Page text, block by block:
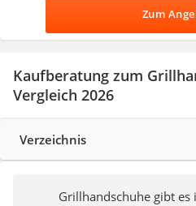
Zum
Kaufberatung zum
Vergleich 2026
Verzeichnis
Grillhandschuhe gibt